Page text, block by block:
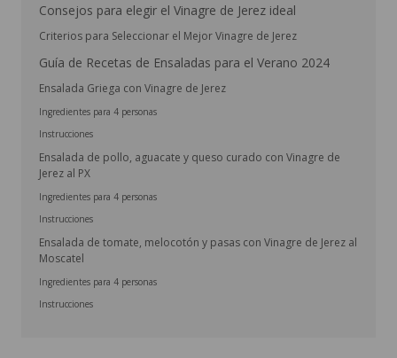
Consejos para elegir el Vinagre de Jerez ideal
Criterios para Seleccionar el Mejor Vinagre de Jerez
Guía de Recetas de Ensaladas para el Verano 2024
Ensalada Griega con Vinagre de Jerez
Ingredientes para 4 personas
Instrucciones
Ensalada de pollo, aguacate y queso curado con Vinagre de
Jerez al PX
Ingredientes para 4 personas
Instrucciones
Ensalada de tomate, melocotón y pasas con Vinagre de Jerez al
Moscatel
Ingredientes para 4 personas
Instrucciones